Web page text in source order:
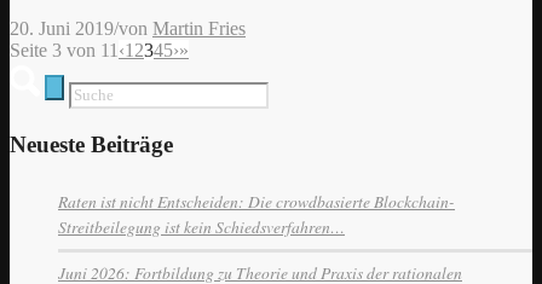
20. Juni 2019/von Martin Fries
Seite 3 von 11 ‹1 2345›»
Neueste Beiträge
Raten ist nicht Entscheiden: Die crowdbasierte Blockchain-
Streitbeilegung ist kein Schiedsverfahren…
Juni 2026: Fortbildung zu Theorie und Praxis der rationalen